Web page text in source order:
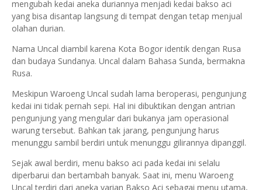
mengubah kedai aneka duriannya menjadi kedai bakso aci
yang bisa disantap langsung di tempat dengan tetap menjual
olahan durian.
Nama Uncal diambil karena Kota Bogor identik dengan Rusa
dan budaya Sundanya. Uncal dalam Bahasa Sunda, bermakna
Rusa.
Meskipun Waroeng Uncal sudah lama beroperasi, pengunjung
kedai ini tidak pernah sepi. Hal ini dibuktikan dengan antrian
pengunjung yang mengular dari bukanya jam operasional
warung tersebut. Bahkan tak jarang, pengunjung harus
menunggu sambil berdiri untuk menunggu gilirannya dipanggil.
Sejak awal berdiri, menu bakso aci pada kedai ini selalu
diperbarui dan bertambah banyak. Saat ini, menu Waroeng
Uncal terdiri dari aneka varian Bakso Aci sebagai menu utama,